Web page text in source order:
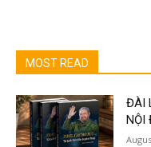
MOST READ
ĐÀI
NỘI